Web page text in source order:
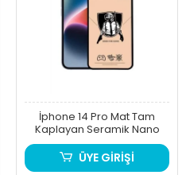
İphone 14 Pro Mat Tam
Kaplayan Seramik Nano
ÜYE GİRİŞİ